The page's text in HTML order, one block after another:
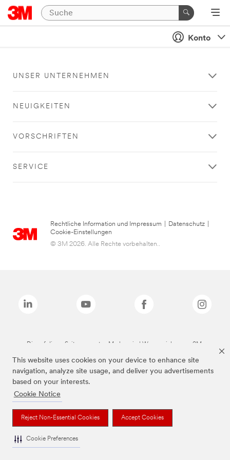
This website uses cookies on your device to enhance site
navigation, analyze site usage, and deliver you advertisements
based on your interests.
Cookie Notice
Reject Non-Essential Cookies Accept Cookies
Cookie Preferences
Konto
UNSER UNTERNEHMEN
NEUIGKEITEN
VORSCHRIFTEN
SERVICE
Rechtliche Information und Impressum Datenschutz
Cookie-Einstellungen
© 3M 2026. Alle Rechte vorbehalten..
Die auf dieser Seite genannten Marken sind Warenzeichen von 3M.